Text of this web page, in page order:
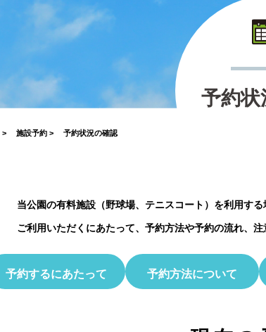
！INABESTAX プレイベント
】
【北中マル
5月30日(
＜動画＞ニホンシ
沢の森のツワブキ
した！
【北中の夏と初
の紹介
2023.10.06
＜動画＞ハシビロ
ツイッター始めま
予約状
> 施設予約 > 予約状況の確認
当公園の有料施設（野球場、テニスコート）を利用する
ご利用いただくにあたって、予約方法や予約の流れ、注
予約するにあたって 予約方法について